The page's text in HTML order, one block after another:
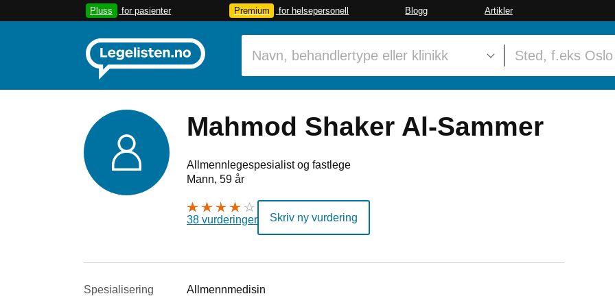
Pluss for pasienter Premium for helsepersonell Blogg Artikler
Mahmod Shaker Al-Sammer
Allmennlegespesialist og fastlege
Mann, 59 år
38 vurderinger Skriv ny vurdering
Spesialisering Allmennmedisin